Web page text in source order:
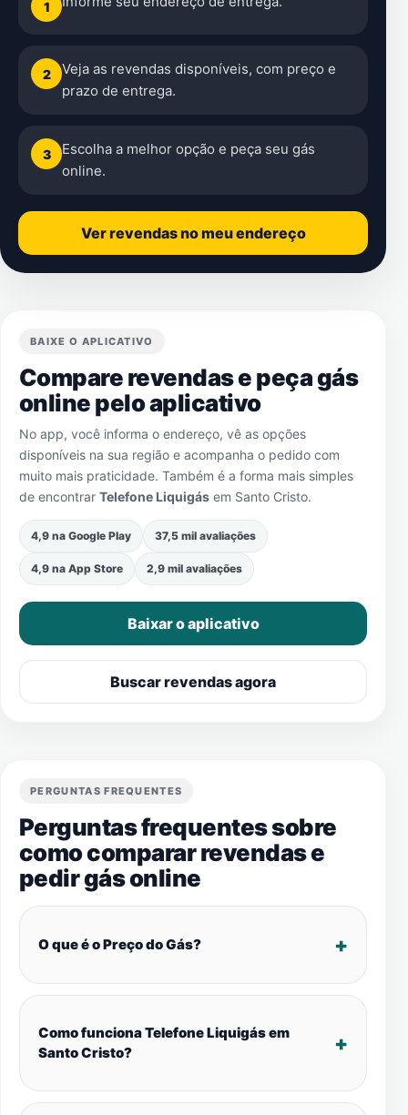
1
2
Veja as revendas disponíveis, com preço e
prazo de entrega.
3
Escolha a melhor opção e peça seu gás
online.
Ver revendas no meu endereço
BAIXE O APLICATIVO
Compare revendas e peça gás
online pelo aplicativo
No app, você informa o endereço, vê as opções
disponíveis na sua região e acompanha o pedido com
muito mais praticidade. Também é a forma mais simples
de encontrar Telefone Liquigás em Santo Cristo.
4,9 na Google Play 37,5 mil avaliações
4,9 na App Store 2,9 mil avaliações
Baixar o aplicativo
Buscar revendas agora
PERGUNTAS FREQUENTES
Perguntas frequentes sobre
como comparar revendas e
pedir gás online
O que é o Preço do Gás?
Como funciona Telefone Liquigás em
Santo Cristo?